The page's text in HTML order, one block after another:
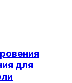
для